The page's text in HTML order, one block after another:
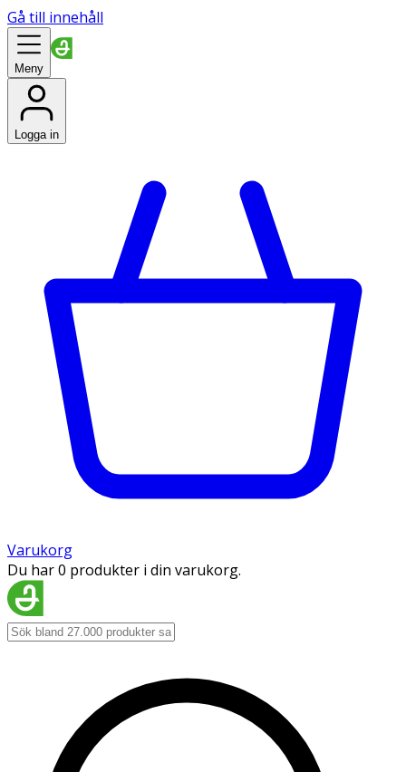
Gå till innehåll
Meny
Logga in
Varukorg
Du har 0 produkter i din varukorg.